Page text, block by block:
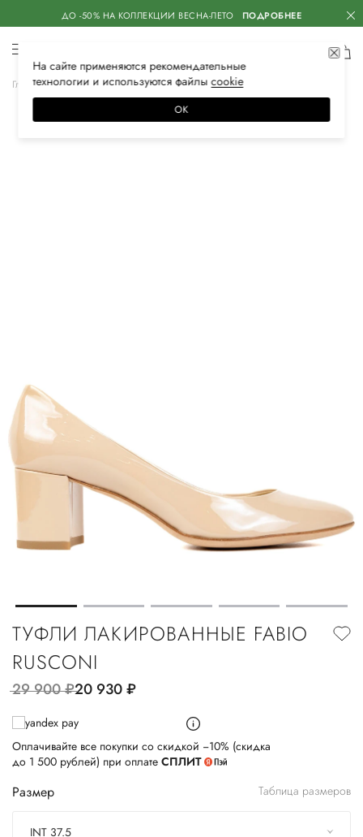
ДО -50% НА КОЛЛЕКЦИИ ВЕСНА-ЛЕТО ПОДРОБНЕЕ
Главная Женская Обувь Туфли
ТУФЛИ ЛАКИРОВАННЫЕ FABIO
RUSCONI
29 900руб.20 930руб.
Оплачивайте все покупки со скидкой −10% (скидка
до 1 500 рублей) при оплате СПЛИТ
Размер Таблица размеров
INT 37.5
На сайте применяются рекомендательные
технологии и используются файлысооkiе
ОК